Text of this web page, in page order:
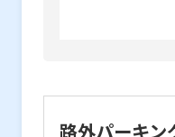
路外パーキン